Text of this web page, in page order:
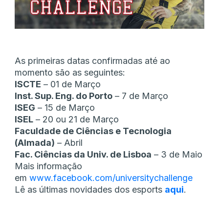
As primeiras datas confirmadas até ao
momento são as seguintes:
ISCTE – 01 de Março
Inst. Sup. Eng. do Porto – 7 de Março
ISEG – 15 de Março
ISEL – 20 ou 21 de Março
Faculdade de Ciências e Tecnologia
(Almada) – Abril
Fac. Ciências da Univ. de Lisboa – 3 de Maio
Mais informação
em www.facebook.com/universitychallenge
Lê as últimas novidades dos esports aqui.